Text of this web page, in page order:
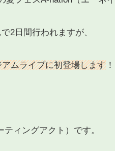
2日間行われますが、
ムライブに初登場します ！
ィングアクト）です。